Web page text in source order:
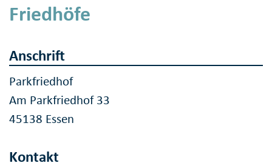
Friedhöfe
Anschrift
Parkfriedhof
Am Parkfriedhof 33
45138 Essen
Kontakt